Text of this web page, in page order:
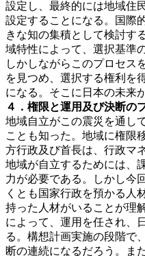
設定し、最終的には地域住
設定することになる。国際
きな知の集積として検討す
域特性によって、選択基準
しかしながらこのプロセス
を見つめ、選択する権利を
になる。そこに日本の未来
４．権限と運用及び決断の
地域自立がこの震災を通し
ことも知った。地域に権限
方行政及び首長は、行政マ
地域が自立するためには、
力が必要である。しかし今
くとも国家行政を預かる人
持った人材がいることが理
によって、運用を任され、
る。構想計画実施の段階で
断の連続になるだろう。ま